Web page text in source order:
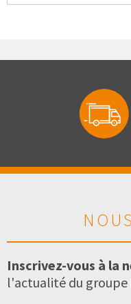
Inscrivez-vous à la
l'actualité du groupe